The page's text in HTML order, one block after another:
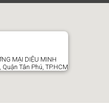
MẠI DIỆU MINH
Tân Phú, TP.HCM